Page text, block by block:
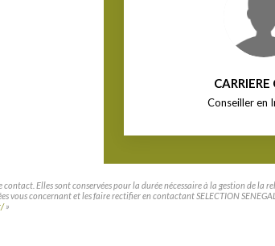
Conseiller en
Elles sont conservées pour la durée nécessaire à la gestion de la
concernant et les faire rectifier en contactant SELECTION
»